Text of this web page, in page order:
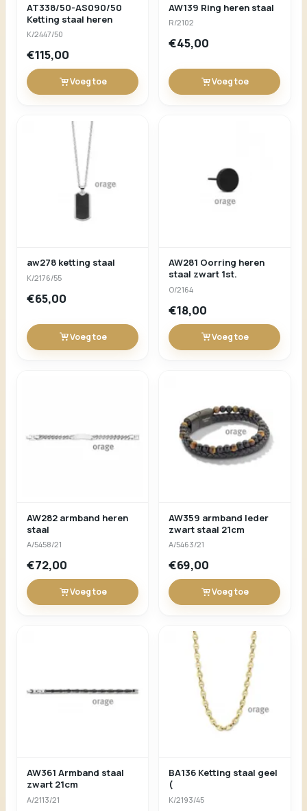
AT338/50-AS090/50
Ketting staal heren
K/2447/50
€115,00
Voeg toe
AW139 Ring heren staal
R/2102
€45,00
Voeg toe
aw278 ketting staal
K/2176/55
€65,00
Voeg toe
AW281 Oorring heren
staal zwart 1st.
O/2164
€18,00
Voeg toe
AW282 armband heren
staal
A/5458/21
€72,00
Voeg toe
AW359 armband leder
zwart staal 21cm
A/5463/21
€69,00
Voeg toe
AW361 Armband staal
zwart 21cm
A/2113/21
BA136 Ketting staal geel
(
K/2193/45